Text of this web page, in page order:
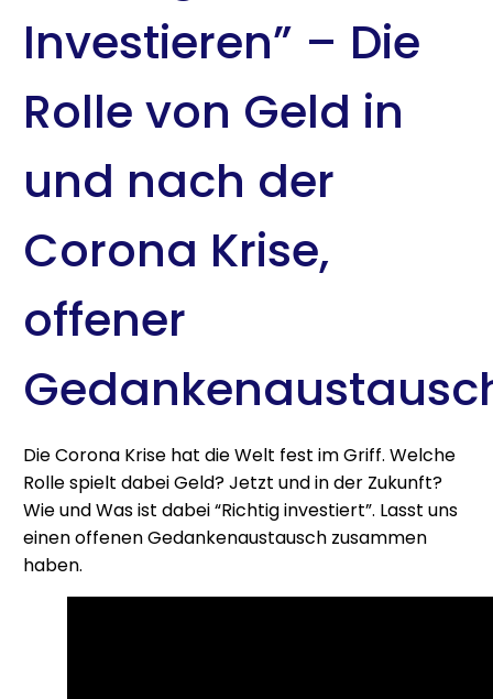
Investieren” – Die
Rolle von Geld in
und nach der
Corona Krise,
offener
Die Corona Krise hat die Welt fest im Griff. Welche
Rolle spielt dabei Geld? Jetzt und in der Zukunft?
Wie und Was ist dabei “Richtig investiert”. Lasst uns
einen offenen Gedankenaustausch zusammen
haben.